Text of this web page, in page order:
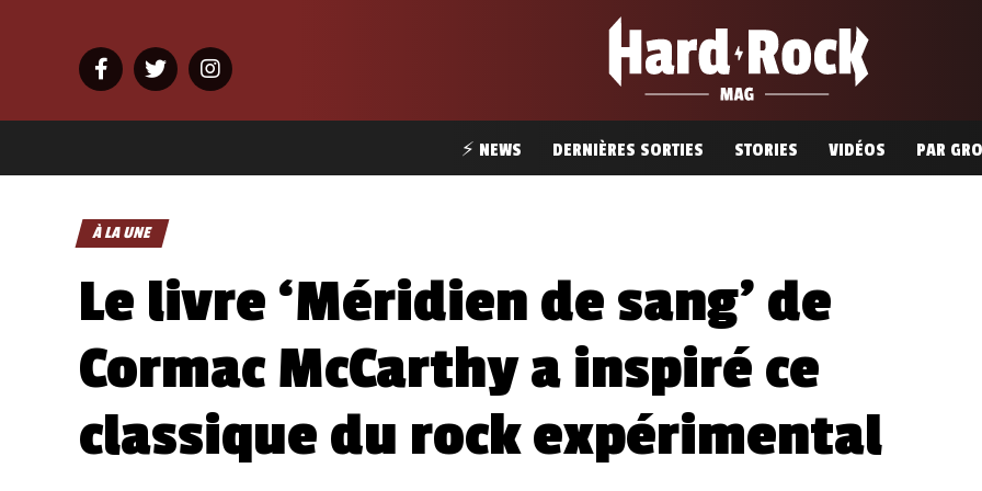
⚡ NEWS DERNIÈRES SORTIES STORIES VIDÉOS PAR
À LA UNE
Le livre ‘Méridien de sang’ de
Cormac McCarthy a inspiré ce
classique du rock expérimental